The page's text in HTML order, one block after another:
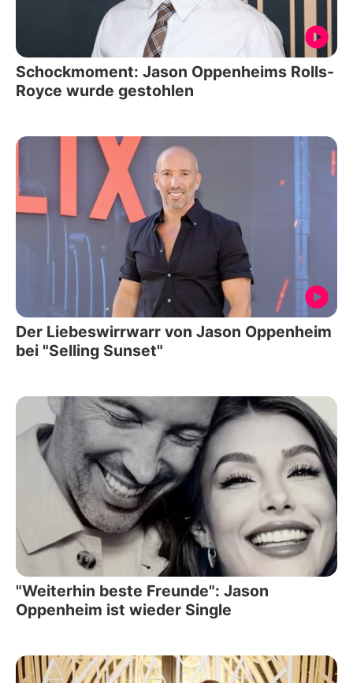
Schockmoment: Jason Oppenheims Rolls-
Royce wurde gestohlen
Der Liebeswirrwarr von Jason Oppenheim
bei "Selling Sunset"
"Weiterhin beste Freunde": Jason
Oppenheim ist wieder Single